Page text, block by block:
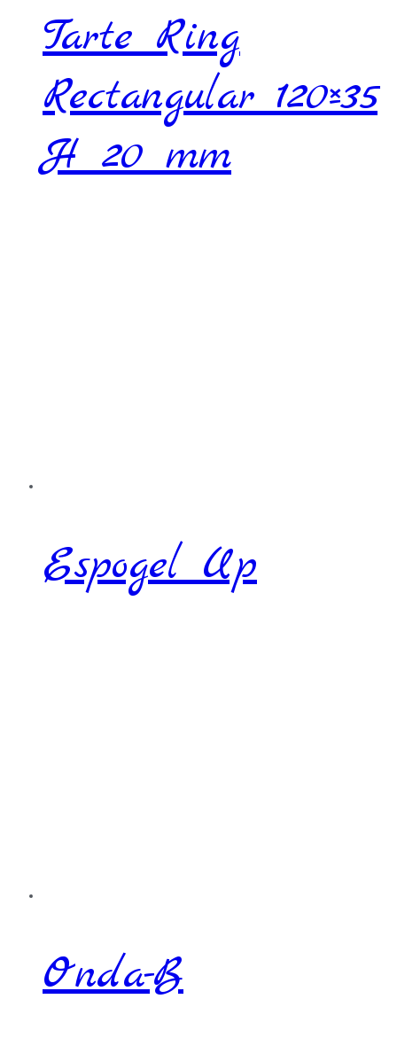
Tarte Ring
Rectangular 120×35
H 20 mm
Espogel Up
Onda-B